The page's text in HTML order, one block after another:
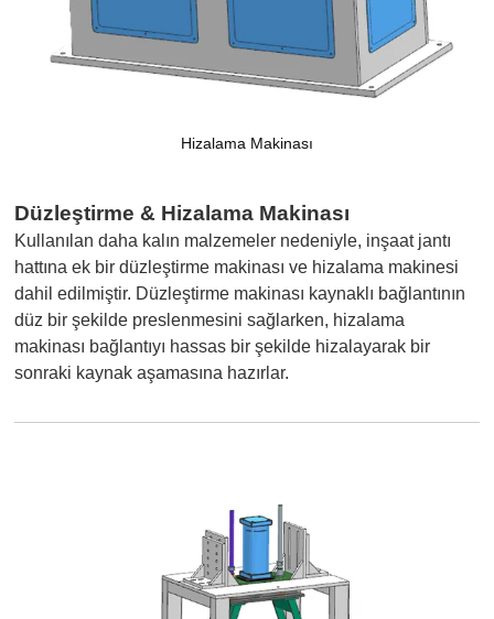
Hizalama Makinası
Düzleştirme & Hizalama Makinası
Kullanılan daha kalın malzemeler nedeniyle, inşaat jantı
hattına ek bir düzleştirme makinası ve hizalama makinesi
dahil edilmiştir. Düzleştirme makinası kaynaklı bağlantının
düz bir şekilde preslenmesini sağlarken, hizalama
makinası bağlantıyı hassas bir şekilde hizalayarak bir
sonraki kaynak aşamasına hazırlar.